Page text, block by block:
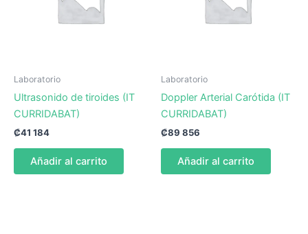
Laboratorio
Ultrasonido de tiroides (IT
CURRIDABAT)
₡41 184
Añadir al carrito
Laboratorio
Doppler Arterial Carótida (IT
CURRIDABAT)
₡89 856
Añadir al carrito